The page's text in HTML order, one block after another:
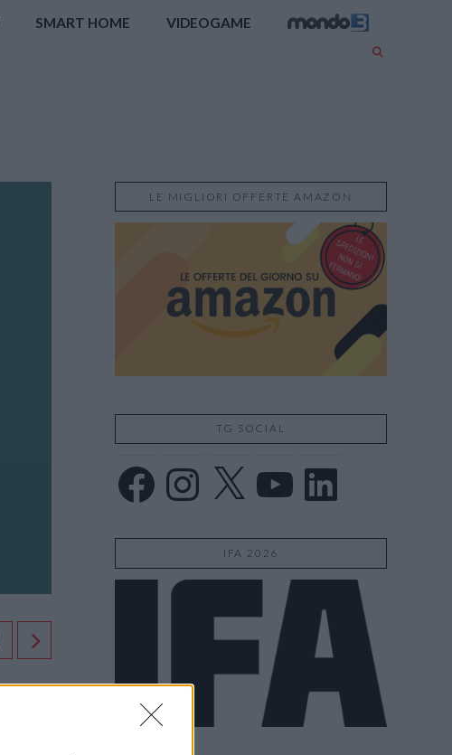
SMART HOME VIDEOGAME
LE MIGLIORI OFFERTE AMAZON
TG SOCIAL
Facebook Instagram YouTube LinkedIn
IFA 2026